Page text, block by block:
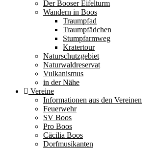
Der Booser Eifelturm
Wandern in Boos
Traumpfad
Traumpfädchen
Stumpfarmweg
Kratertour
Naturschutzgebiet
Naturwaldreservat
Vulkanismus
in der Nähe
Vereine
Informationen aus den Vereinen
Feuerwehr
SV Boos
Pro Boos
Cäcilia Boos
Dorfmusikanten